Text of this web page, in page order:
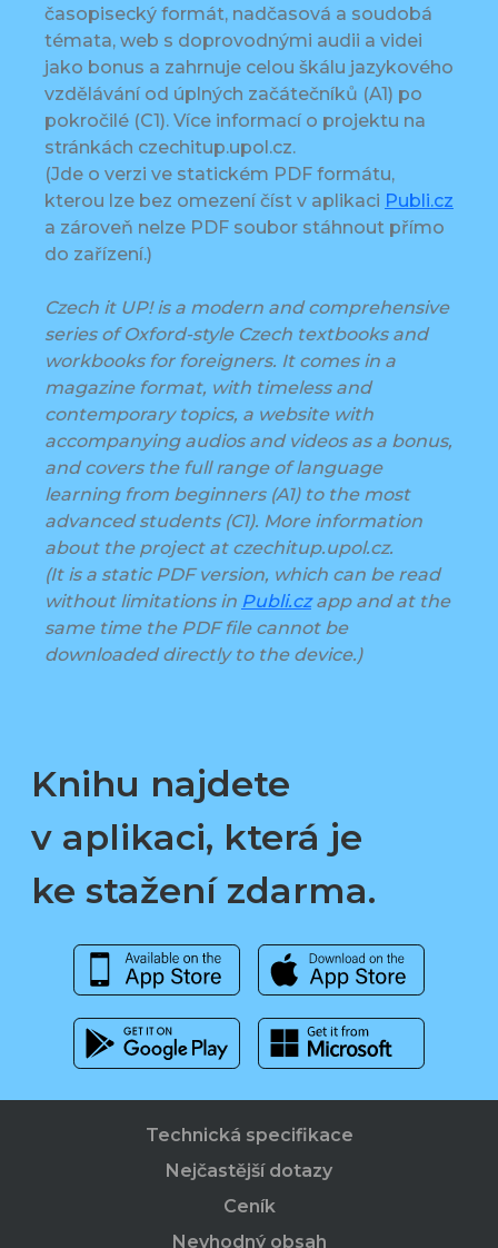
časopisecký formát, nadčasová a soudobá
témata, web s doprovodnými audii a videi
jako bonus a zahrnuje celou škálu jazykového
vzdělávání od úplných začátečníků (A1) po
pokročilé (C1). Více informací o projektu na
stránkách czechitup.upol.cz.
(Jde o verzi ve statickém PDF formátu,
kterou lze bez omezení číst v aplikaci Publi.cz
a zároveň nelze PDF soubor stáhnout přímo
do zařízení.)
Czech it UP! is a modern and comprehensive
series of Oxford-style Czech textbooks and
workbooks for foreigners. It comes in a
magazine format, with timeless and
contemporary topics, a website with
accompanying audios and videos as a bonus,
and covers the full range of language
learning from beginners (A1) to the most
advanced students (C1). More information
about the project at czechitup.upol.cz.
(It is a static PDF version, which can be read
without limitations in Publi.czapp and at the
same time the PDF file cannot be
downloaded directly to the device.)
Knihu najdete
v aplikaci, která je
ke stažení zdarma.
Technická specifikace
Nejčastější dotazy
Ceník
Nevhodný obsah